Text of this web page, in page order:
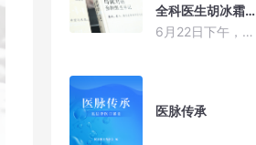
全科医生胡冰霜的医学手记
6月22日下午，复旦大学医学博士后、四川大学心理学教授、华西医院精神科医生胡冰霜携新书《与病对话——全科医生手记》来杭，做主题为“从史怀哲到艺术治疗”的新书分享会。分享会后，满怀仁心的资深医者胡冰霜和我们分享了她的生死观。
医脉传承